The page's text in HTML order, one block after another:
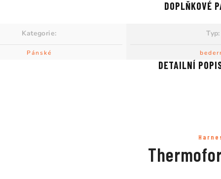
DETAILNÍ
DOPLŇKOVÉ
Kategorie:
Pánské
Typ: